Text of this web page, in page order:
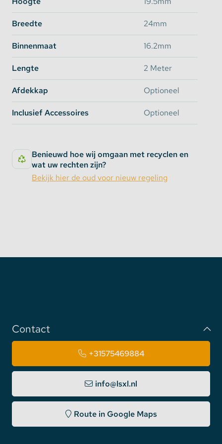
Plaatsing in hoeken
voor een professionele
afwerking onder keukenkastjes of planken.
Lichtschijnrichting
: 60° of 30°, afhankelijk van de
montage, voor flexibele
verlichtingsmogelijkheden.
KlikHIER
voor alle accessoires die geschikt zijn voor
dit profiel.
Breedte 24mm
Binnenmaat 16.2mm
Lengte 2 Meter
Afdekkap Optioneel
Inclusief Accessoires Optioneel
Benieuwd hoe wij omgaan met recyclen en
wat uw rechten zijn?
Bekijk hier de oud voor nieuw regeling
Contact
+31575469884
info@lsxl.nl
Route in Google Maps